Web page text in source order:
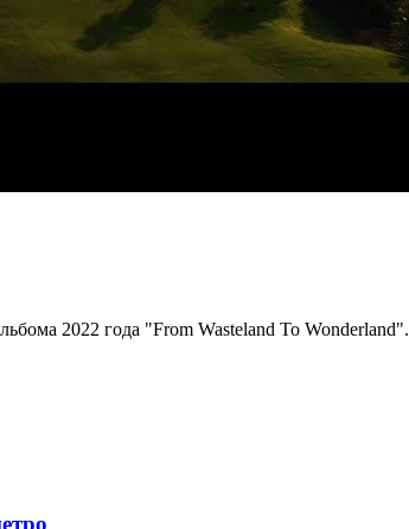
2022 года "From Wasteland To Wonderland".